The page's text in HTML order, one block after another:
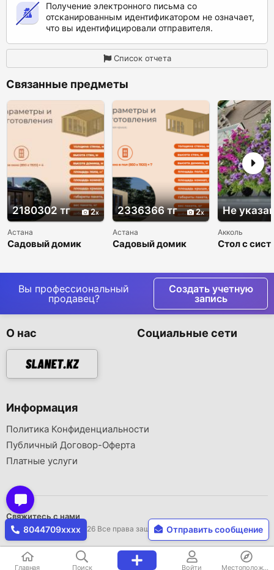
Получение электронного письма со
отсканированным идентификатором не означает,
что вы идентифицировали отправителя.
Список отчета
Связанные предметы
2180302 тг 2
Астана
Садовый домик
2336366 тг 2
Астана
Садовый домик
Не
Акколь
Стол с
8044709xxxx Отправить сообщение
Вы профессиональный
продавец?
Создать учетную
запись
О нас Социальные сети
Информация
Политика Конфиденциальности
Публичный Договор-Оферта
Платные услуги
Свяжитесь с нами
Авторское право © 2026 Все права защищены..
Главная Поиск Войти Местоположение